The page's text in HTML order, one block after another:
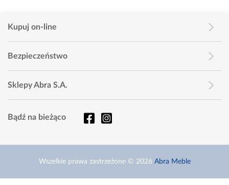
Kupuj on-line
Bezpieczeństwo
Sklepy Abra S.A.
Bądź na bieżąco
Wszelkie prawa zastrzeżone © 2026 Abra Meble